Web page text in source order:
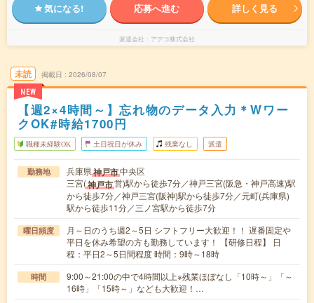
気になる! 応募へ進む 詳しく見る
派遣会社 アデコ株式会社
未読
NEW
掲載日 2026/08/07
【週2×4時間～】忘れ物のデータ入力＊Wワー
クOK#時給1700円
職種未経験OK 土日祝日が休み 残業なし 派遣
勤務地 兵庫県神戸市中央区
三宮(神戸市営)駅から徒歩7分／神戸三宮(阪急・神戸高速)駅
から徒歩7分／神戸三宮(阪神)駅から徒歩7分／元町(兵庫県)
駅から徒歩11分／三ノ宮駅から徒歩7分
曜日頻度
月～日のうち週2～5日 シフトフリー大歓迎！！ 遅番固定や
平日を休み希望の方も勤務しています！ 【研修日程】 日
程：平日2～5日間程度 時間：9時～18時
時間
9:00～21:00の中で4時間以上※残業ほぼなし「10時～」「～
16時」「15時～」なども大歓迎！…